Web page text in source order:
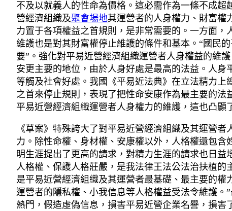
不及以就義人的性命為價格。這必需作為一條不成
營經濟組織及聚會場地其運營者的人身權力、財富權
力置于各項權益之首規則，是非常需要的。一方面
維護也是對其財富權停止維護的條件和基本。“國民
要”。強化對平易近營經濟組織運營者人身權益的維
安更主要的地位，由於人身好處是最高的法益。人
等觸及社會好處。我國《平易近法典》在立法精力
之首來停止規則，表現了把性命安康作為最主要的
平易近營經濟組織運營者人身權力的維護，這也凸顯
《草案》特殊誇大了對平易近營經濟組織及其運營
力。除性命權、身材權、安康權以外，人格權還包
明生涯提出了更高的請求，對精力生涯的請求也日
人格權、保護人格莊嚴，是我法律王法公法治扶植
是平易近營經濟組織及其運營者最基礎、最主要的
運營者的隱私權、小我信息等人格權益受法令維護
熱門，假造虛偽信息，損害平易近營企業名譽，損